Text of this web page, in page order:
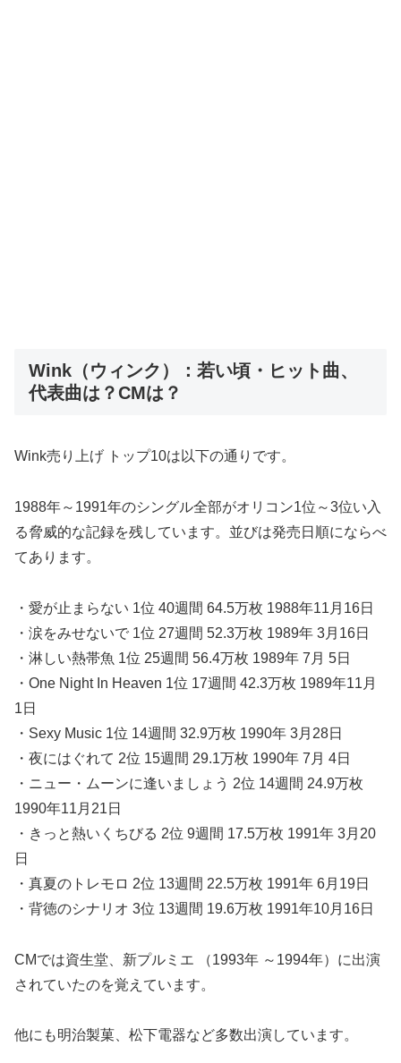
Wink（ウィンク）：若い頃・ヒット曲、
代表曲は？CMは？
Wink売り上げ トップ10は以下の通りです。
1988年～1991年のシングル全部がオリコン1位～3位い入
る脅威的な記録を残しています。並びは発売日順にならべ
てあります。
・愛が止まらない 1位 40週間 64.5万枚 1988年11月16日
・涙をみせないで 1位 27週間 52.3万枚 1989年 3月16日
・淋しい熱帯魚 1位 25週間 56.4万枚 1989年 7月 5日
・One Night In Heaven 1位 17週間 42.3万枚 1989年11月
1日
・Sexy Music 1位 14週間 32.9万枚 1990年 3月28日
・夜にはぐれて 2位 15週間 29.1万枚 1990年 7月 4日
・ニュー・ムーンに逢いましょう 2位 14週間 24.9万枚
1990年11月21日
・きっと熱いくちびる 2位 9週間 17.5万枚 1991年 3月20
日
・真夏のトレモロ 2位 13週間 22.5万枚 1991年 6月19日
・背徳のシナリオ 3位 13週間 19.6万枚 1991年10月16日
CMでは資生堂、新プルミエ （1993年 ～1994年）に出演
されていたのを覚えています。
他にも明治製菓、松下電器など多数出演しています。